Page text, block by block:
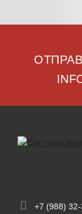
+7 (988)